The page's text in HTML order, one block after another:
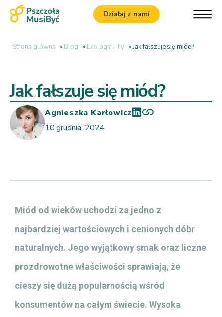
Działaj z nami
Strona główna » Blog » Ekologia i Ty »Jak fałszuje się miód?
Jak fałszuje się miód?
Agnieszka Karłowicz
10 grudnia, 2024
Miód od wieków uchodzi za jedno z
najbardziej wartościowych i cenionych dóbr
naturalnych. Jego wyjątkowy smak oraz liczne
prozdrowotne właściwości sprawiają, że
cieszy się dużą popularnością wśród
konsumentów na całym świecie. Wysoka